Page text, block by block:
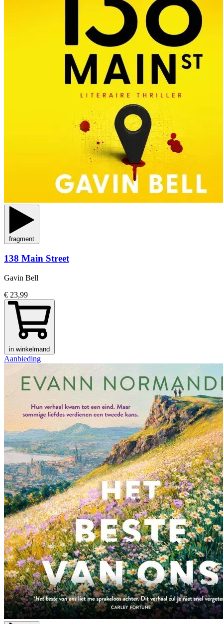
fragment
138 Main Street
Gavin Bell
€ 23,99
in winkelmand
Aanbieding